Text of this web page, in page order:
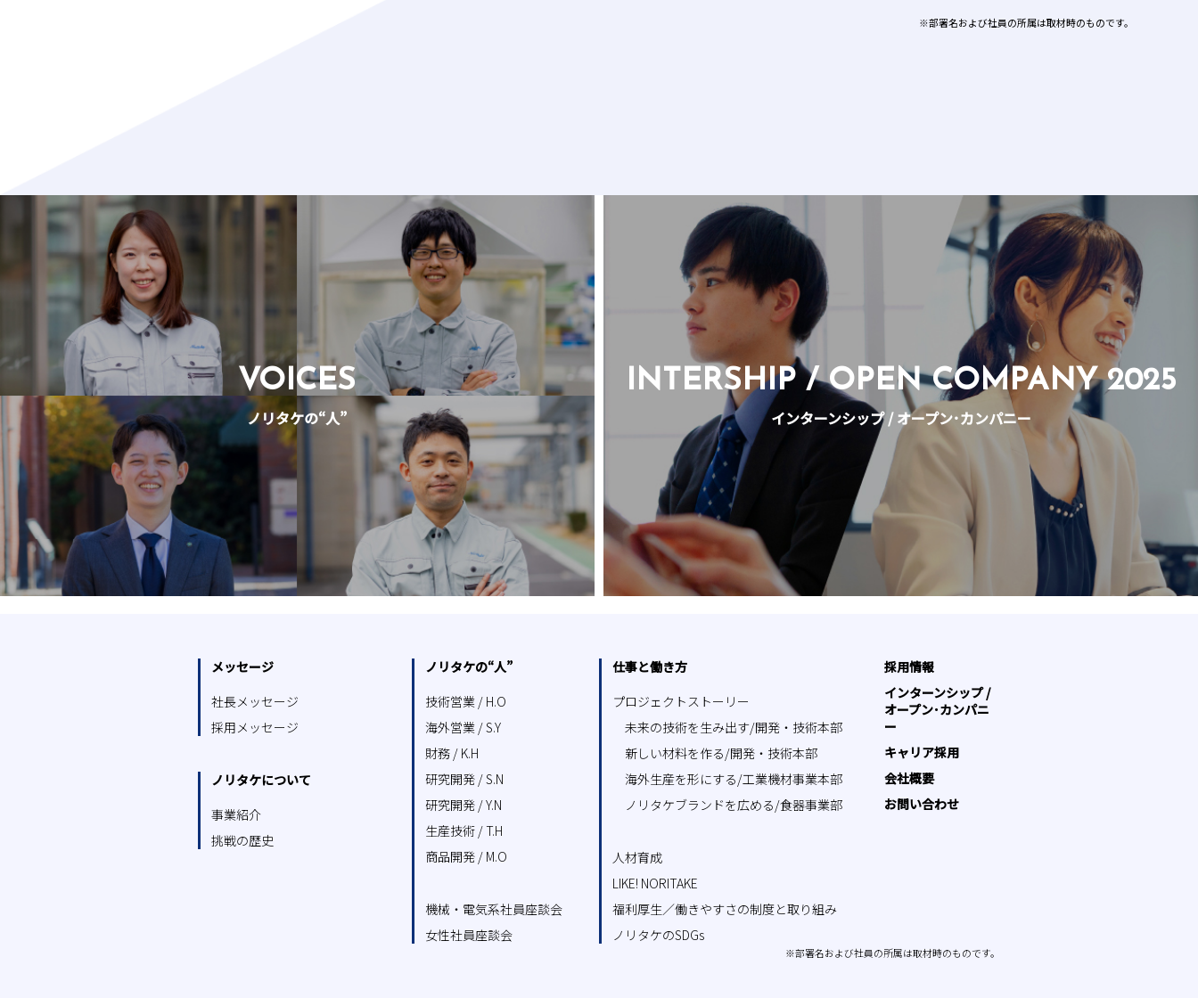
※部署名および社員の所属は取材時のものです。
VOICES
ノリタケの“人”
INTERSHIP / OPEN COMPANY 2025
インターンシップ / オープン･カンパニー
メッセージ
社長メッセージ
採用メッセージ
ノリタケについて
事業紹介
挑戦の歴史
ノリタケの“人”
技術営業 / H.O
海外営業 / S.Y
財務 / K.H
研究開発 / S.N
研究開発 / Y.N
生産技術 / T.H
商品開発 / M.O
機械・電気系社員座談会
女性社員座談会
仕事と働き方
プロジェクトストーリー
未来の技術を生み出す/開発・技術本部
新しい材料を作る/開発・技術本部
海外生産を形にする/工業機材事業本部
ノリタケブランドを広める/食器事業部
人材育成
LIKE! NORITAKE
福利厚生／働きやすさの制度と取り組み
ノリタケのSDGs
採用情報
インターンシップ /
オープン･カンパニ
ー
キャリア採用
会社概要
お問い合わせ
※部署名および社員の所属は取材時のものです。